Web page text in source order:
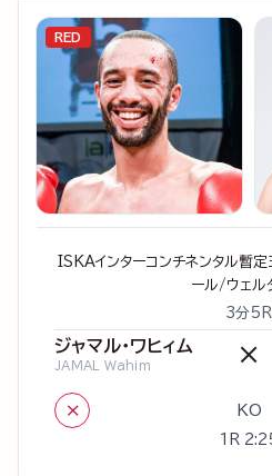
RED
ISKAインターコンチネンタル暫
ール/ウェル
3分5R
ジャマル・ワヒィム
JAMAL Wahim ×
× KO
1R